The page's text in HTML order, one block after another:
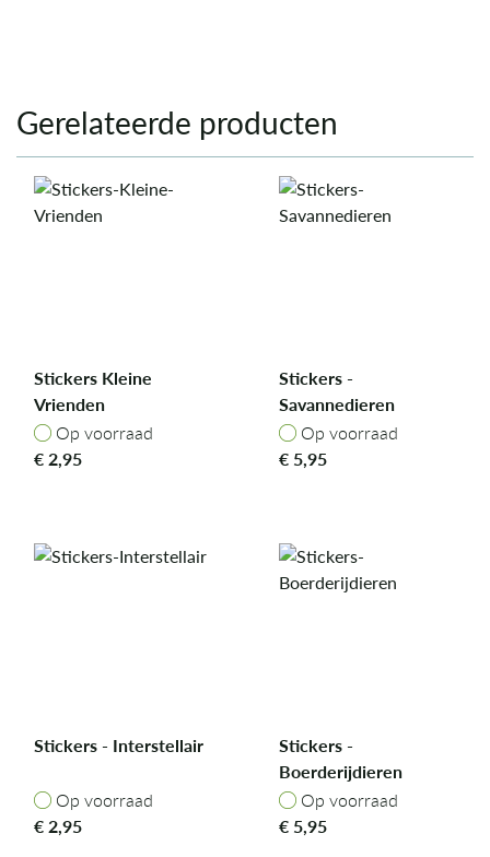
Gerelateerde producten
Stickers Kleine
Vrienden
Op voorraad
Op voorraad
€2,95
Stickers -
Savannedieren
Op voorraad
Op voorraad
€ 5,95
Stickers - Interstellair
Op voorraad
Op voorraad
€2,95
Stickers -
Boerderijdieren
Op voorraad
Op voorraad
€ 5,95